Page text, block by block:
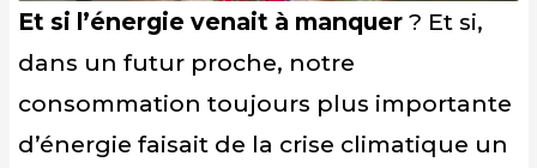
Et si l’énergie venait à manquer ? Et si,
dans un futur proche, notre
consommation toujours plus importante
d’énergie faisait de la crise climatique un